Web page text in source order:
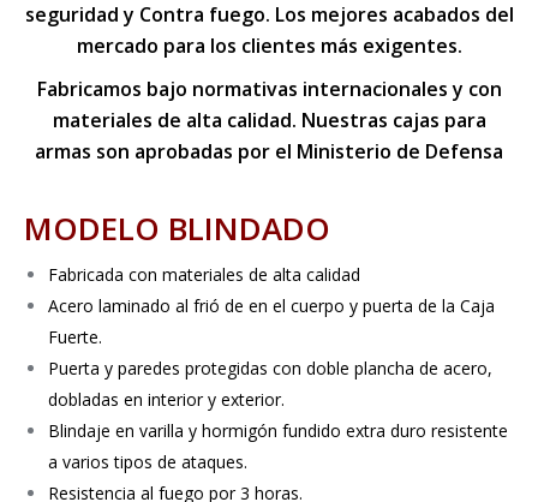
seguridad y Contra fuego. Los mejores acabados del
mercado para los clientes más exigentes.
Fabricamos bajo normativas internacionales y con
materiales de alta calidad. Nuestras cajas para
armas son aprobadas por el Ministerio de Defensa
MODELO BLINDADO
Fabricada con materiales de alta calidad
Acero laminado al frió de en el cuerpo y puerta de la Caja
Fuerte.
Puerta y paredes protegidas con doble plancha de acero,
dobladas en interior y exterior.
Blindaje en varilla y hormigón fundido extra duro resistente
a varios tipos de ataques.
Resistencia al fuego por 3 horas.